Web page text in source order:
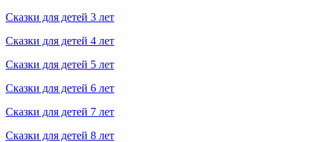
Сказки для детей 3 лет
Сказки для детей 4 лет
Сказки для детей 5 лет
Сказки для детей 6 лет
Сказки для детей 7 лет
Сказки для детей 8 лет